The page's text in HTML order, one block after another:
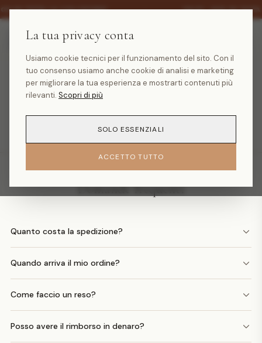
SU TUTTA LA COLLEZIONE · SALDI -30% SU
Prodotto non trovato
Domande frequenti
Quanto costa la spedizione?
Quando arriva il mio ordine?
Come faccio un reso?
Posso avere il rimborso in denaro?
La tua privacy conta
Usiamo cookie tecnici per il funzionamento del sito. Con il
tuo consenso usiamo anche cookie di analisi e marketing
per migliorare la tua esperienza e mostrarti contenuti più
rilevanti. Scopri di più
SOLO ESSENZIALI
ACCETTO TUTTO